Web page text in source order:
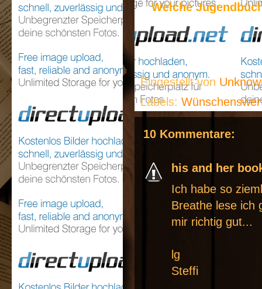
Welche
Eingestellt von
Labels:
10 Kommentare:
his and her
Ich habe so
Breathe lese ich
mir richtig gut...
lg
Steffi